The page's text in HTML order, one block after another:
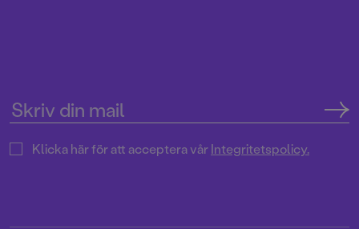
Klicka här för att acceptera vårIntegritetspolicy.